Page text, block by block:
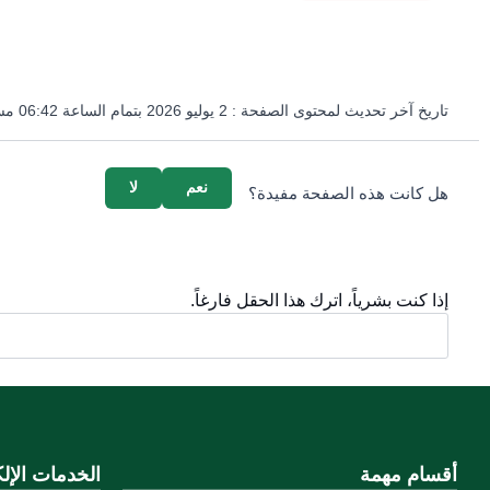
تاريخ آخر تحديث لمحتوى الصفحة : 2 يوليو 2026 بتمام الساعة 06:42 مساءً
هل كانت هذه الصفحة مفيدة؟ لا نعم
إذا كنت بشرياً، اترك هذا الحقل فارغاً.
أقسام مهمة الخدمات